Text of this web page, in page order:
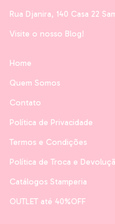
Rua Djanira, 140 Casa 22
Visite o nosso Blog!
Home
Quem Somos
Contato
Política de Privacidade
Termos e Condições
Política de Troca e
Catálogos Stamperia
OUTLET até 40%OFF